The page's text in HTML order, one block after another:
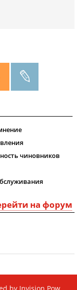
чиновников
на форум